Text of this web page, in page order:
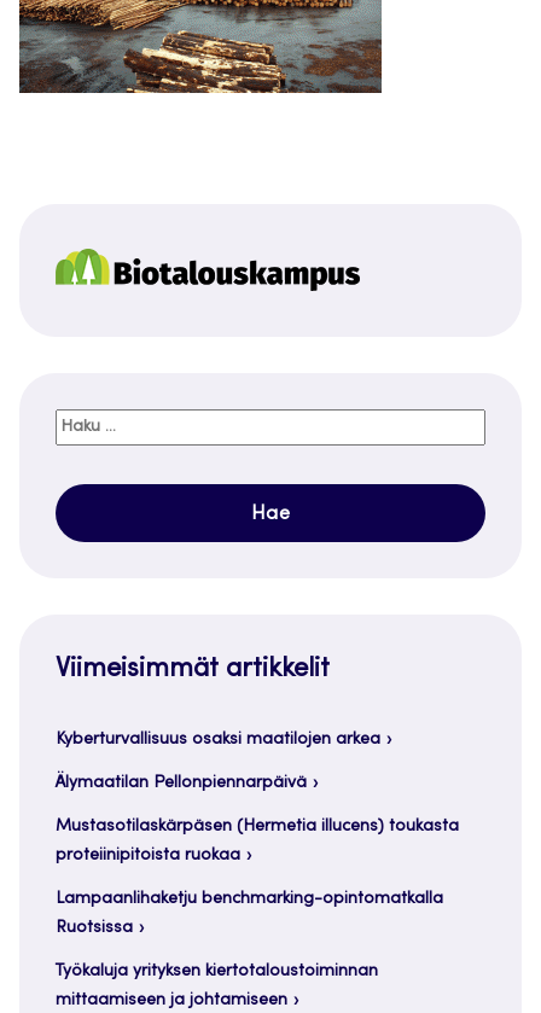
Haku:
Viimeisimmät artikkelit
Kyberturvallisuus osaksi maatilojen arkea
Älymaatilan Pellonpiennarpäivä
Mustasotilaskärpäsen (Hermetia illucens) toukasta
proteiinipitoista ruokaa
Lampaanlihaketju benchmarking-opintomatkalla
Ruotsissa
Työkaluja yrityksen kiertotaloustoiminnan
mittaamiseen ja johtamiseen